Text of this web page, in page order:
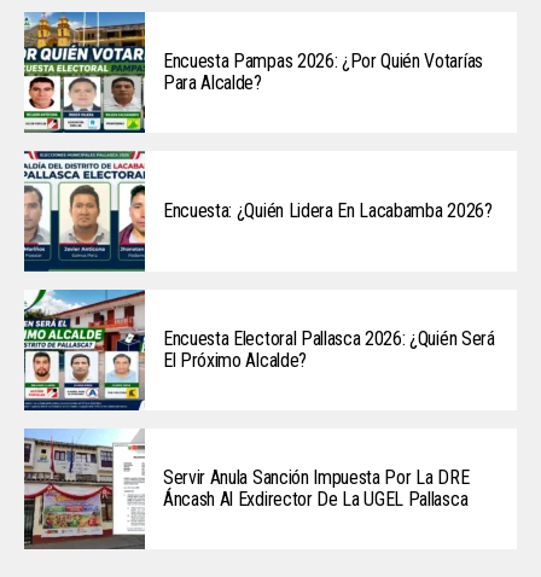
Encuesta Pampas 2026: ¿Por Quién Votarías
Para Alcalde?
Encuesta: ¿Quién Lidera En Lacabamba 2026?
Encuesta Electoral Pallasca 2026: ¿Quién Será
El Próximo Alcalde?
Servir Anula Sanción Impuesta Por La DRE
Áncash Al Exdirector De La UGEL Pallasca